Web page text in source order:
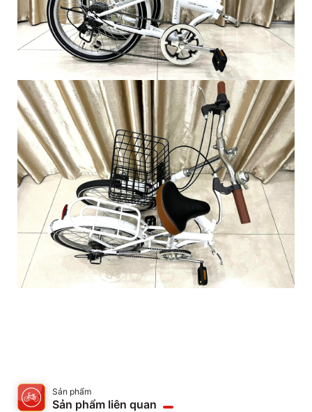
Sản phẩm
Sản phẩm liên quan